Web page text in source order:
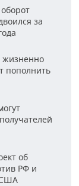
за
жизненно
пополнить
об
РФ и